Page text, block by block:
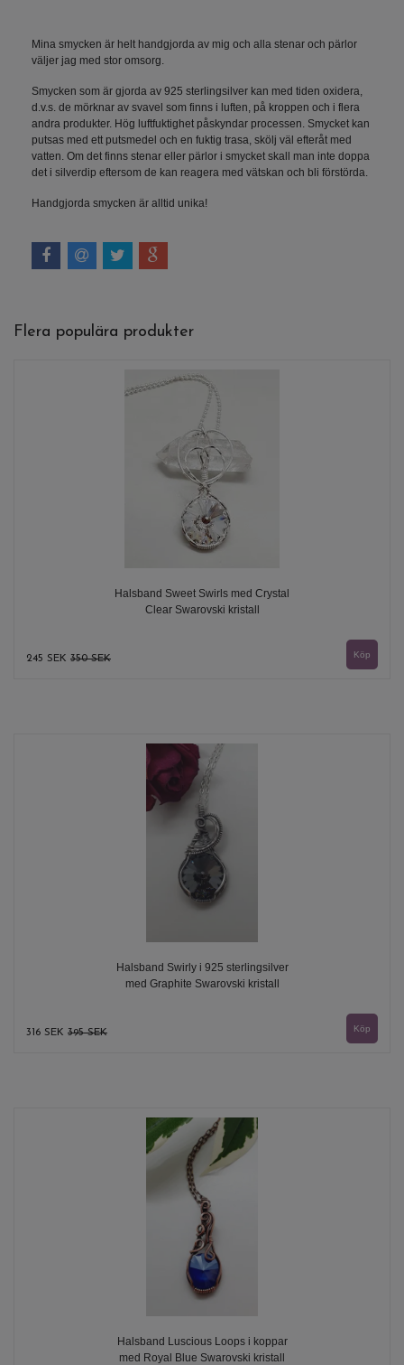
Mina smycken är helt handgjorda av mig och alla stenar och pärlor
väljer jag med stor omsorg.
Smycken som är gjorda av 925 sterlingsilver kan med tiden oxidera,
d.v.s. de mörknar av svavel som finns i luften, på kroppen och i flera
andra produkter. Hög luftfuktighet påskyndar processen. Smycket kan
putsas med ett putsmedel och en fuktig trasa, skölj väl efteråt med
vatten. Om det finns stenar eller pärlor i smycket skall man inte doppa
det i silverdip eftersom de kan reagera med vätskan och bli förstörda.
Handgjorda smycken är alltid unika!
Flera populära produkter
Halsband Sweet Swirls med Crystal
Clear Swarovski kristall
245 SEK 350 SEK
Halsband Swirly i 925 sterlingsilver
med Graphite Swarovski kristall
316 SEK 395 SEK
Halsband Luscious Loops i koppar
med Royal Blue Swarovski kristall